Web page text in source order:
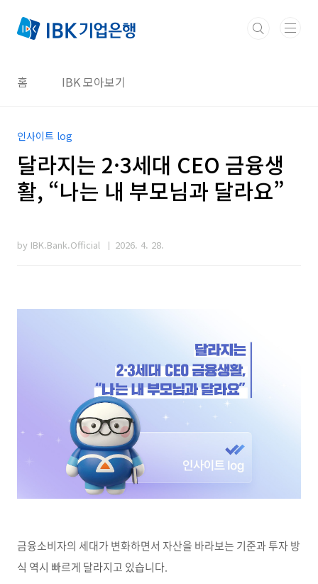
홈 IBK 모아보기
인사이트 log
달라지는 2·3세대 CEO 금융생
활, “나는 내 부모님과 달라요”
by IBK.Bank.Official 2026. 4. 28.
금융소비자의 세대가 변화하면서 자산을 바라보는 기준과 투자 방
식 역시 빠르게 달라지고 있습니다.